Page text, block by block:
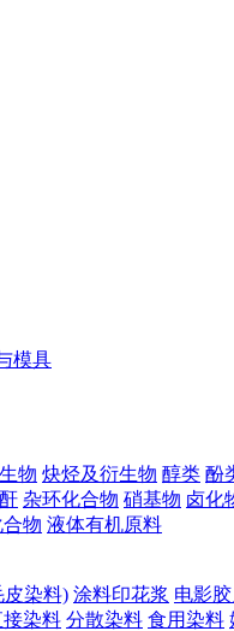
模具
物 炔烃及衍生物 醇类 酚
杂环化合物 硝基物 卤化
物 液体有机原料
皮染料) 涂料印花浆 电影
接染料 分散染料 食用染料